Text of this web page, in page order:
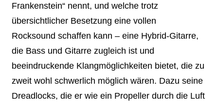
Frankenstein“ nennt, und welche trotz
übersichtlicher Besetzung eine vollen
Rocksound schaffen kann – eine Hybrid-Gitarre,
die Bass und Gitarre zugleich ist und
beeindruckende Klangmöglichkeiten bietet, die zu
zweit wohl schwerlich möglich wären. Dazu seine
Dreadlocks, die er wie ein Propeller durch die Luft